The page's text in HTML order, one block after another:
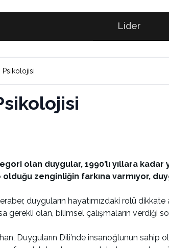
Lider
Psikolojisi
olan duygular, 1990’lı yıllara
zenginliğin farkına varmıyor,
duyguların hayatımızdaki rolü
gerekli olan, bilimsel çalışmaların verdiği
Duyguların Dili’nde insanoğlunun